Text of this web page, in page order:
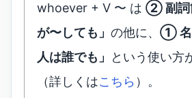
whoever + V 〜 は ② 副詞
が〜しても」 の他に、 ① 名
人は誰でも」
という使い方
（詳しくはこちら ）。